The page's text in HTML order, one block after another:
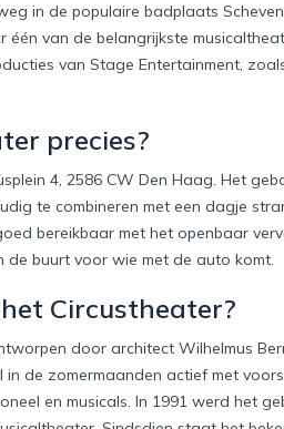
in de populaire badplaats
van de belangrijkste
van Stage Entertainment,
precies?
4, 2586 CW Den Haag. Het
te combineren met een dagje
bereikbaar met het openbaar
buurt voor wie met de auto komt.
Circustheater?
door architect Wilhelmus
de zomermaanden actief met
en musicals. In 1991 werd het